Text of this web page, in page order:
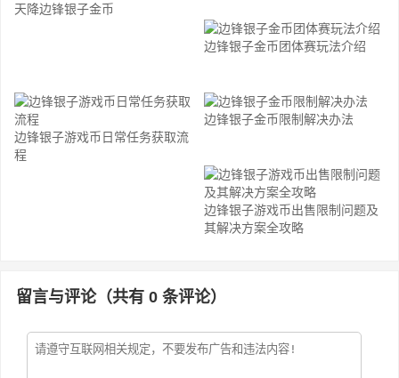
天降边锋银子金币
边锋银子金币团体赛玩法介绍
边锋银子游戏币日常任务获取流
程
边锋银子金币限制解决办法
边锋银子游戏币出售限制问题及
其解决方案全攻略
留言与评论（共有 0 条评论）